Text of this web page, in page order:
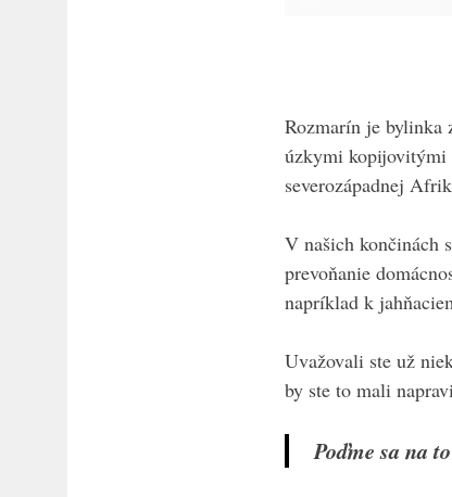
Rozmarín je bylinka
úzkymi kopijovitými
severozápadnej
V našich končinách
prevoňanie
napríklad k
Uvažovali ste už
by ste to mali
Poďme sa na